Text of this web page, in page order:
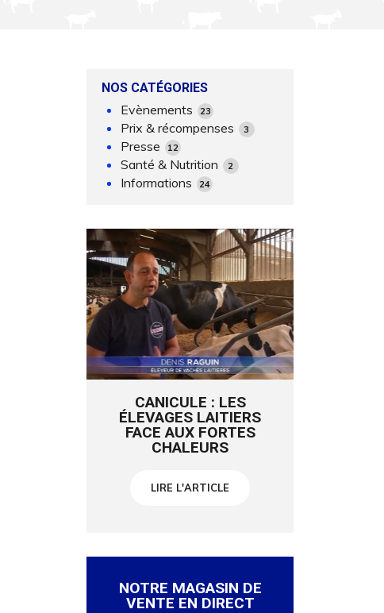
NOS CATÉGORIES
Evènements 23
Prix & récompenses 3
Presse 12
Santé & Nutrition 2
Informations 24
CANICULE : LES
ÉLEVAGES LAITIERS
FACE AUX FORTES
CHALEURS
LIRE L'ARTICLE
NOTRE MAGASIN DE
VENTE EN DIRECT